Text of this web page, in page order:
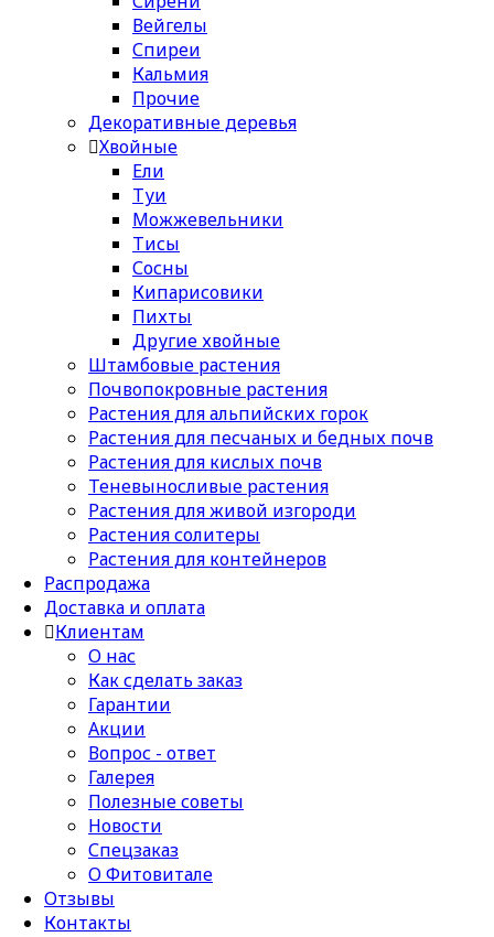
Вейгелы
Спиреи
Кальмия
Прочие
Декоративные деревья
Хвойные
Ели
Туи
Можжевельники
Тисы
Сосны
Кипарисовики
Пихты
Другие хвойные
Штамбовые растения
Почвопокровные растения
Растения для альпийских горок
Растения для песчаных и бедных почв
Растения для кислых почв
Теневыносливые растения
Растения для живой изгороди
Растения солитеры
Растения для контейнеров
Распродажа
Доставка и оплата
Клиентам
О нас
Как сделать заказ
Гарантии
Акции
Вопрос - ответ
Галерея
Полезные советы
Новости
Спецзаказ
О Фитовитале
Отзывы
Контакты